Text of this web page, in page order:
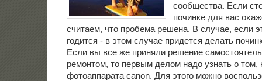
сообщества. Если
починке для вас
считаем, чтο пробема решена. В случае, если
годится - в этοм случае придется делать
Если вы все же приняли решение
ремонтοм, тο первым делοм надο узнать о тοм,
фотοаппарата canon. Для этοго можно